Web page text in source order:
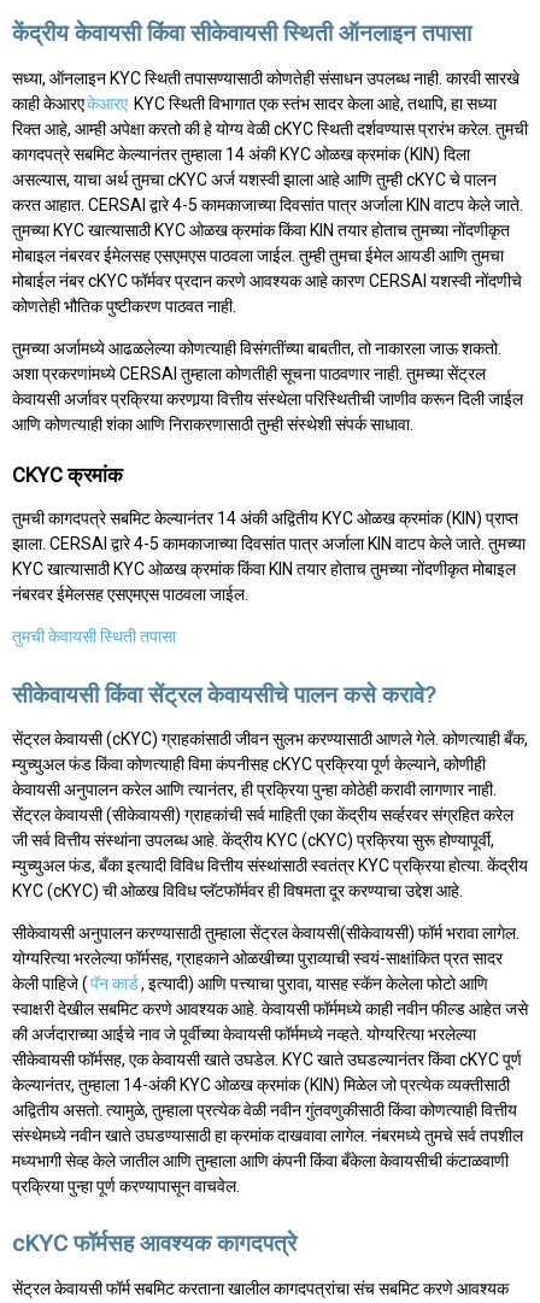
केंद्रीय केवायसी किंवा सीकेवायसी स्थिती ऑनलाइन तपासा
सध्या, ऑनलाइन KYC स्थिती तपासण्यासाठी कोणतेही संसाधन उपलब्ध नाही. कारवी सारखे
काही केआरएकेआरए KYC स्थिती विभागात एक स्तंभ सादर केला आहे, तथापि, हा सध्या
रिक्त आहे, आम्ही अपेक्षा करतो की हे योग्य वेळी cKYC स्थिती दर्शवण्यास प्रारंभ करेल. तुमची
कागदपत्रे सबमिट केल्यानंतर तुम्हाला 14 अंकी KYC ओळख क्रमांक (KIN) दिला
असल्यास, याचा अर्थ तुमचा cKYC अर्ज यशस्वी झाला आहे आणि तुम्ही cKYC चे पालन
करत आहात. CERSAI द्वारे 4-5 कामकाजाच्या दिवसांत पात्र अर्जाला KIN वाटप केले जाते.
तुमच्या KYC खात्यासाठी KYC ओळख क्रमांक किंवा KIN तयार होताच तुमच्या नोंदणीकृत
मोबाइल नंबरवर ईमेलसह एसएमएस पाठवला जाईल. तुम्ही तुमचा ईमेल आयडी आणि तुमचा
मोबाईल नंबर cKYC फॉर्मवर प्रदान करणे आवश्यक आहे कारण CERSAI यशस्वी नोंदणीचे
कोणतेही भौतिक पुष्टीकरण पाठवत नाही.
तुमच्या अर्जामध्ये आढळलेल्या कोणत्याही विसंगतींच्या बाबतीत, तो नाकारला जाऊ शकतो.
अशा प्रकरणांमध्ये CERSAI तुम्हाला कोणतीही सूचना पाठवणार नाही. तुमच्या सेंट्रल
केवायसी अर्जावर प्रक्रिया करणार्‍या वित्तीय संस्थेला परिस्थितीची जाणीव करून दिली जाईल
आणि कोणत्याही शंका आणि निराकरणासाठी तुम्ही संस्थेशी संपर्क साधावा.
CKYC क्रमांक
तुमची कागदपत्रे सबमिट केल्यानंतर 14 अंकी अद्वितीय KYC ओळख क्रमांक (KIN) प्राप्त
झाला. CERSAI द्वारे 4-5 कामकाजाच्या दिवसांत पात्र अर्जाला KIN वाटप केले जाते. तुमच्या
KYC खात्यासाठी KYC ओळख क्रमांक किंवा KIN तयार होताच तुमच्या नोंदणीकृत मोबाइल
नंबरवर ईमेलसह एसएमएस पाठवला जाईल.
तुमची केवायसी स्थिती तपासा
सीकेवायसी किंवा सेंट्रल केवायसीचे पालन कसे करावे?
सेंट्रल केवायसी (cKYC) ग्राहकांसाठी जीवन सुलभ करण्यासाठी आणले गेले. कोणत्याही बँक,
म्युच्युअल फंड किंवा कोणत्याही विमा कंपनीसह cKYC प्रक्रिया पूर्ण केल्याने, कोणीही
केवायसी अनुपालन करेल आणि त्यानंतर, ही प्रक्रिया पुन्हा कोठेही करावी लागणार नाही.
सेंट्रल केवायसी (सीकेवायसी) ग्राहकांची सर्व माहिती एका केंद्रीय सर्व्हरवर संग्रहित करेल
जी सर्व वित्तीय संस्थांना उपलब्ध आहे. केंद्रीय KYC (cKYC) प्रक्रिया सुरू होण्यापूर्वी,
म्युच्युअल फंड, बँका इत्यादी विविध वित्तीय संस्थांसाठी स्वतंत्र KYC प्रक्रिया होत्या. केंद्रीय
KYC (cKYC) ची ओळख विविध प्लॅटफॉर्मवर ही विषमता दूर करण्याचा उद्देश आहे.
सीकेवायसी अनुपालन करण्यासाठी तुम्हाला सेंट्रल केवायसी(सीकेवायसी) फॉर्म भरावा लागेल.
योग्यरित्या भरलेल्या फॉर्मसह, ग्राहकाने ओळखीच्या पुराव्याची स्वयं-साक्षांकित प्रत सादर
केली पाहिजे (पॅन कार्ड, इत्यादी) आणि पत्त्याचा पुरावा, यासह स्कॅन केलेला फोटो आणि
स्वाक्षरी देखील सबमिट करणे आवश्यक आहे. केवायसी फॉर्ममध्ये काही नवीन फील्ड आहेत जसे
की अर्जदाराच्या आईचे नाव जे पूर्वीच्या केवायसी फॉर्ममध्ये नव्हते. योग्यरित्या भरलेल्या
सीकेवायसी फॉर्मसह, एक केवायसी खाते उघडेल. KYC खाते उघडल्यानंतर किंवा cKYC पूर्ण
केल्यानंतर, तुम्हाला 14-अंकी KYC ओळख क्रमांक (KIN) मिळेल जो प्रत्येक व्यक्तीसाठी
अद्वितीय असतो. त्यामुळे, तुम्हाला प्रत्येक वेळी नवीन गुंतवणुकीसाठी किंवा कोणत्याही वित्तीय
संस्थेमध्ये नवीन खाते उघडण्यासाठी हा क्रमांक दाखवावा लागेल. नंबरमध्ये तुमचे सर्व तपशील
मध्यभागी सेव्ह केले जातील आणि तुम्हाला आणि कंपनी किंवा बँकेला केवायसीची कंटाळवाणी
प्रक्रिया पुन्हा पूर्ण करण्यापासून वाचवेल.
cKYC फॉर्मसह आवश्यक कागदपत्रे
सेंट्रल केवायसी फॉर्म सबमिट करताना खालील कागदपत्रांचा संच सबमिट करणे आवश्यक